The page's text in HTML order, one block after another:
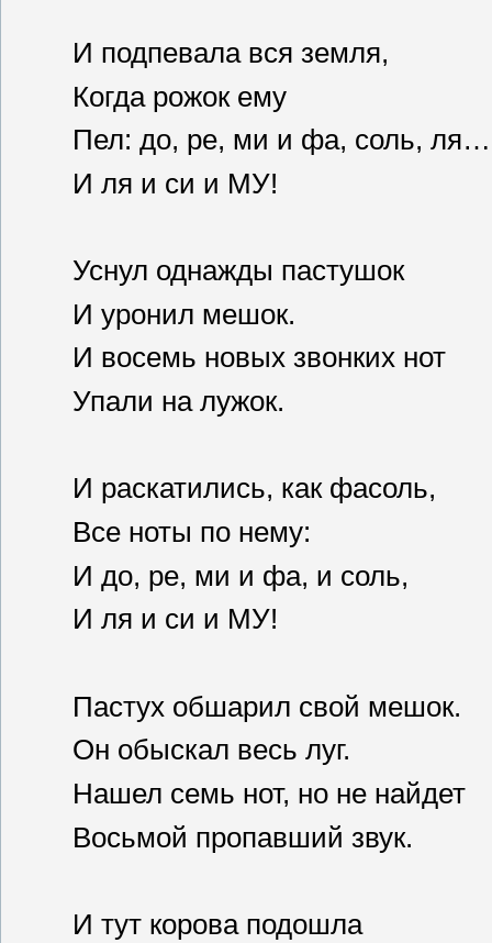
И подпевала вся земля,
Когда рожок ему
Пел: до, ре, ми и фа, соль,
И ля и си и МУ!
Уснул однажды пастушок
И уронил мешок.
И восемь новых звонких нот
Упали на лужок.
И раскатились, как фасоль,
Все ноты по нему:
И до, ре, ми и фа, и соль,
И ля и си и МУ!
Пастух обшарил свой мешок.
Он обыскал весь луг.
Нашел семь нот, но не найдет
Восьмой пропавший звук.
И тут корова подошла